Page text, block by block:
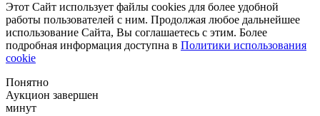
Этот Сайт использует файлы cookies для более удобной
работы пользователей с ним. Продолжая любое дальнейшее
использование Сайта, Вы соглашаетесь с этим. Более
подробная информация доступна в Политики использования
cookie
Понятно
Аукцион завершен
минут